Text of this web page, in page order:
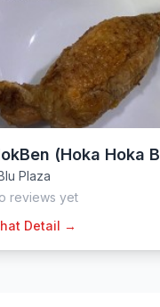
(Hoka Hoka
Plaza
reviews yet
Detail →